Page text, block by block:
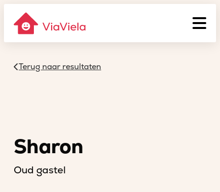
Terug naar resultaten
Sharon
Oud gastel